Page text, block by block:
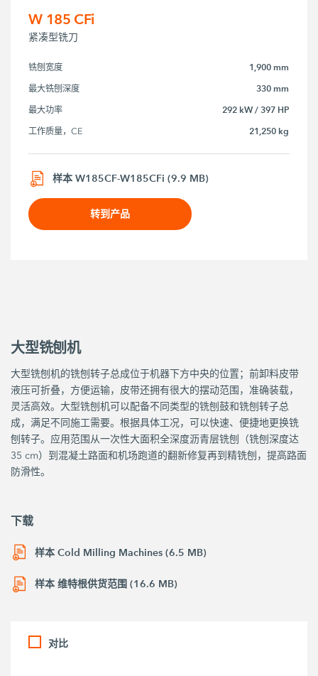
W 185 CFi
紧凑型铣刀
铣刨宽度 1,900 mm
最大铣刨深度 330 mm
最大功率 292 kW / 397 HP
工作质量，CE 21,250 kg
样本 W185CF-W185CFi (9.9 MB)
转到产品
大型铣刨机
大型铣刨机的铣刨转子总成位于机器下方中央的位置；前卸料皮带
液压可折叠，方便运输，皮带还拥有很大的摆动范围，准确装载，
灵活高效。大型铣刨机可以配备不同类型的铣刨鼓和铣刨转子总
成，满足不同施工需要。根据具体工况，可以快速、便捷地更换铣
刨转子。应用范围从一次性大面积全深度沥青层铣刨（铣刨深度达
35 cm）到混凝土路面和机场跑道的翻新修复再到精铣刨，提高路面
防滑性。
下载
样本 Cold Milling Machines (6.5 MB)
样本 维特根供货范围 (16.6 MB)
对比